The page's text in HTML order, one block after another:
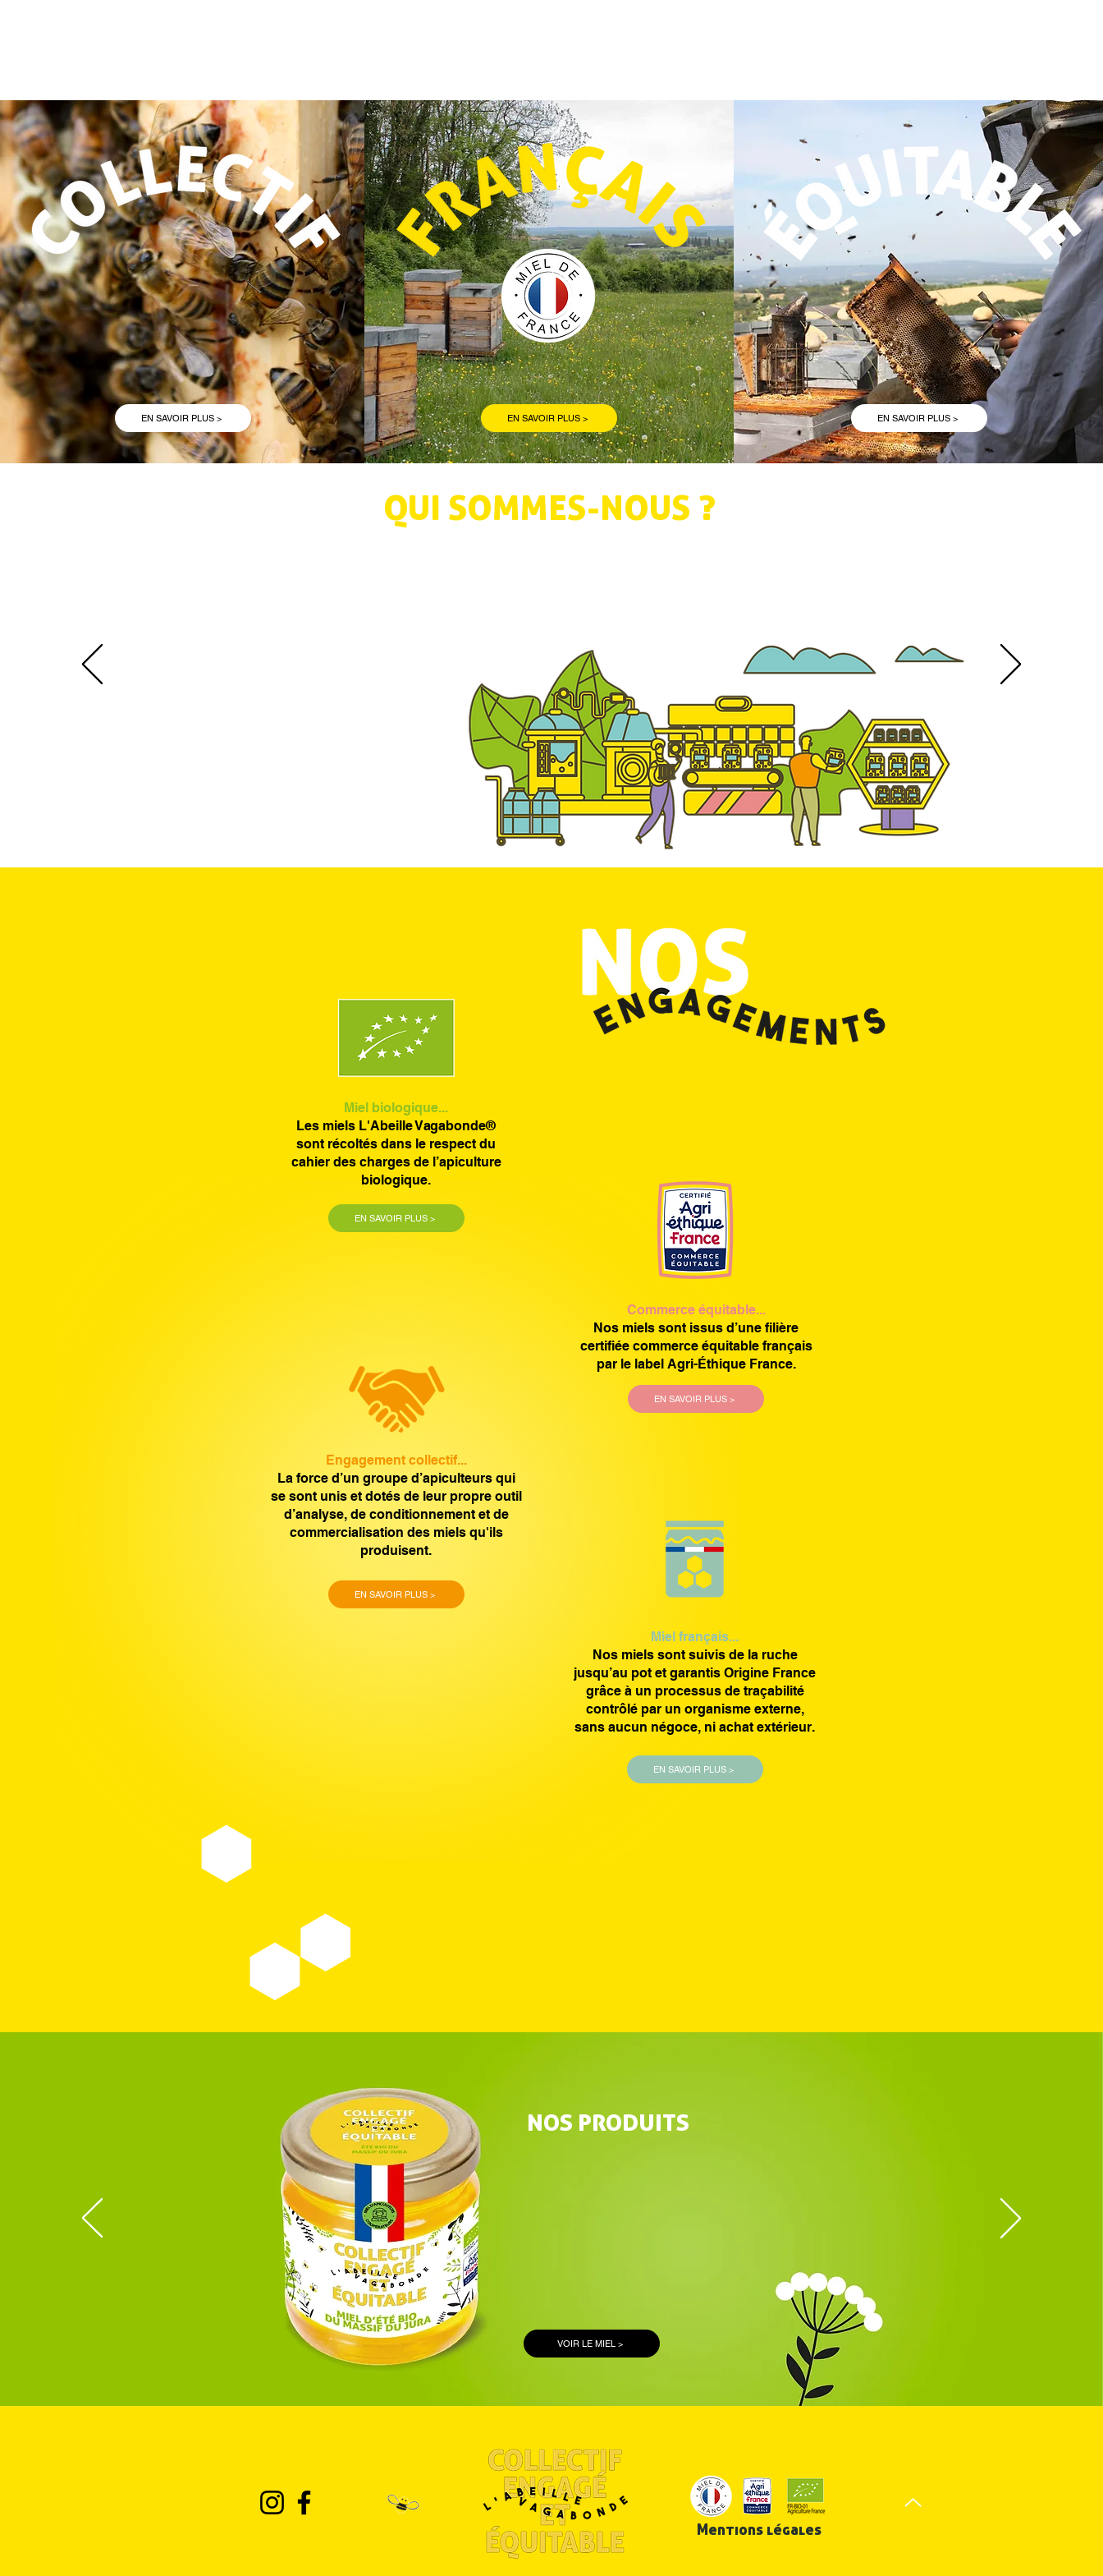
EN SAVOIR PLUS > EN SAVOIR PLUS > EN SAVOIR PLUS >
QUI SOMMES-NOUS ?
NATIONALE
Miel biologique...
Les miels L'Abeille Vagabonde®
sont récoltés dans le respect du
cahier des charges de l’apiculture
biologique.
EN SAVOIR PLUS >
Engagement collectif...
La force d’un groupe d’apiculteurs qui
se sont unis et dotés de leur propre outil
d’analyse, de conditionnement et de
commercialisation des miels qu'ils
produisent.
EN SAVOIR PLUS >
Commerce équitable...
Nos miels sont issus d’une filière
certifiée commerce équitable français
par le label Agri-Éthique France.
EN SAVOIR PLUS >
EN SAVOIR PLUS >
Miel français...
Nos miels sont suivis de la ruche
jusqu’au pot et garantis Origine France
grâce à un processus de traçabilité
contrôlé par un organisme externe,
sans aucun négoce, ni achat extérieur.
NOS PRODUITS
VOIR LE MIEL >
Mentions légales